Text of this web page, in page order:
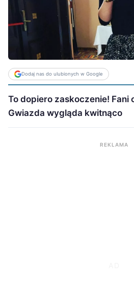
Dodaj nas do ulubionych w Google
To dopiero zaskoczenie! Fani
Gwiazda wygląda kwitnąco
REKLAMA